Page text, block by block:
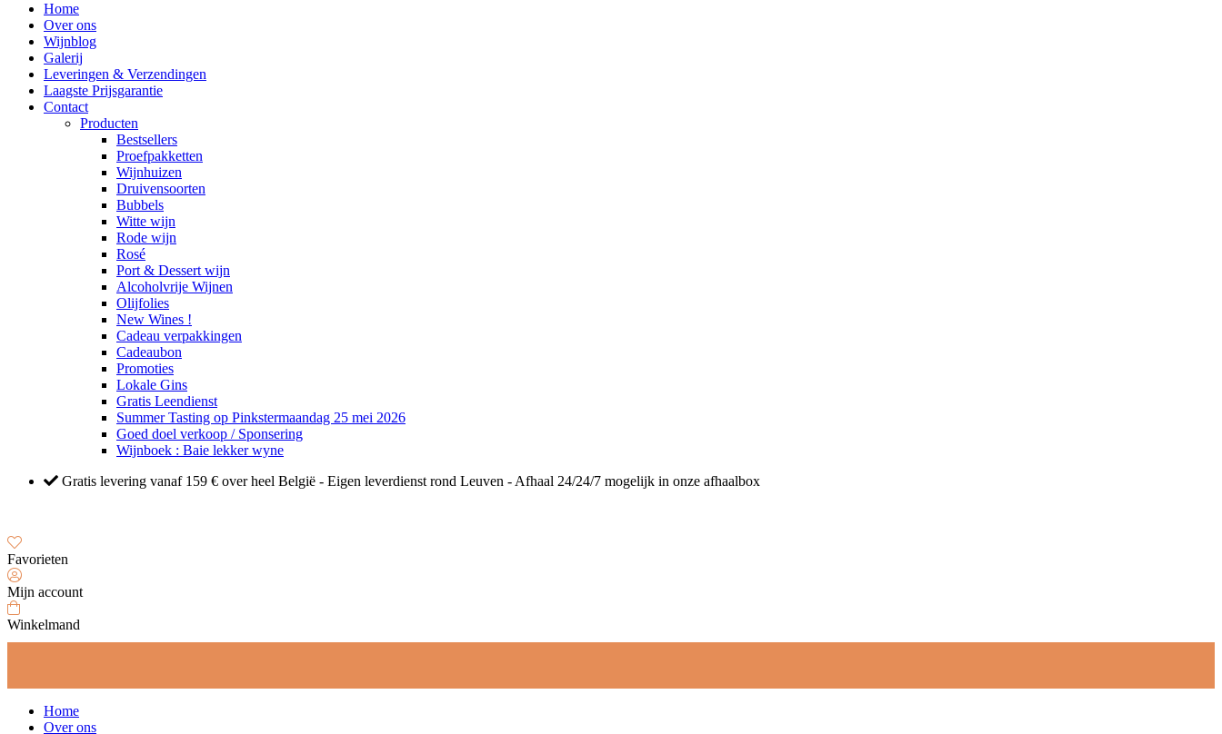
Home
Over ons
Wijnblog
Galerij
Leveringen & Verzendingen
Laagste Prijsgarantie
Contact
Producten
Bestsellers
Proefpakketten
Wijnhuizen
Druivensoorten
Bubbels
Witte wijn
Rode wijn
Rosé
Port & Dessert wijn
Alcoholvrije Wijnen
Olijfolies
New Wines !
Cadeau verpakkingen
Cadeaubon
Promoties
Lokale Gins
Gratis Leendienst
Summer Tasting op Pinkstermaandag 25 mei 2026
Goed doel verkoop / Sponsering
Wijnboek : Baie lekker wyne
Gratis levering vanaf 159 € over heel België - Eigen leverdienst rond Leuven - Afhaal 24/24/7 mogelijk in onze afhaalbox
Favorieten
Mijn account
Winkelmand
Home
Over ons